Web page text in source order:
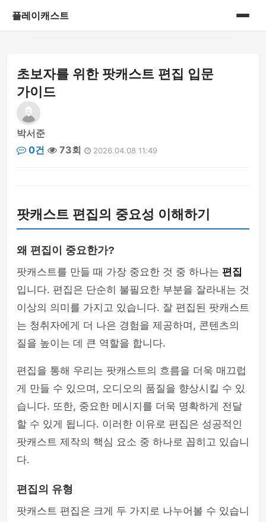
플레이캐스트
게시판
초보자를 위한 팟캐스트 편집 입문
가이드
박서준
0건
73회 2026.04.08 11:49
팟캐스트 편집의 중요성 이해하기
왜 편집이 중요한가?
팟캐스트를 만들 때 가장 중요한 것 중 하나는 편집
입니다. 편집은 단순히 불필요한 부분을 잘라내는 것
이상의 의미를 가지고 있습니다. 잘 편집된 팟캐스트
는 청취자에게 더 나은 경험을 제공하며, 콘텐츠의
질을 높이는 데 큰 역할을 합니다.
편집을 통해 우리는 팟캐스트의 흐름을 더욱 매끄럽
게 만들 수 있으며, 오디오의 품질을 향상시킬 수 있
습니다. 또한, 중요한 메시지를 더욱 명확하게 전달
할 수 있게 됩니다. 이러한 이유로 편집은 성공적인
팟캐스트 제작의 핵심 요소 중 하나로 꼽히고 있습니
다.
편집의 유형
팟캐스트 편집은 크게 두 가지로 나누어볼 수 있습니